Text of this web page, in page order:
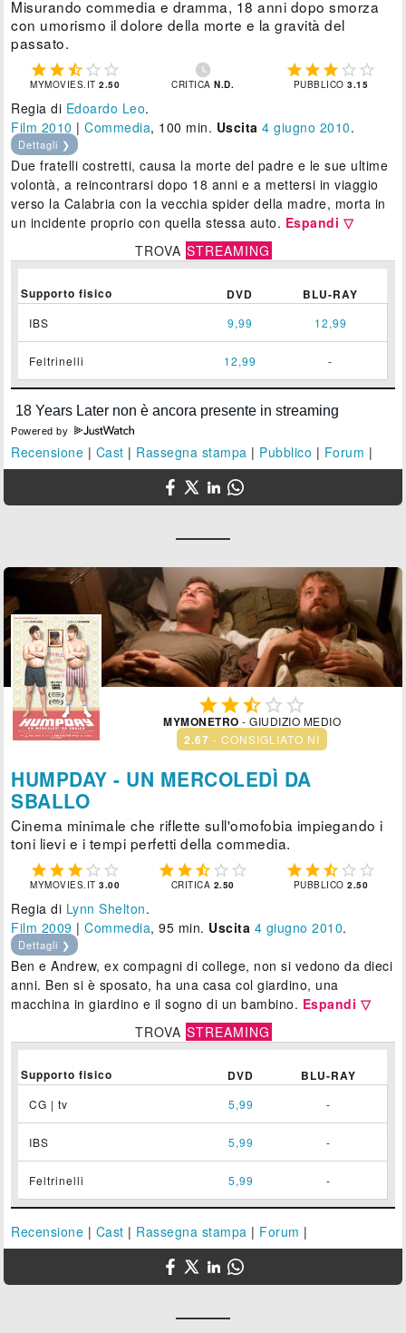
Misurando commedia e dramma, 18 anni dopo smorza
con umorismo il dolore della morte e la gravità del
passato.
    
MYMOVIES.IT2.50

CRITICAN.D.
    
PUBBLICO3.15
Regia di Edoardo Leo.
Film 2010 |Commedia, 100 min. Uscita 4 giugno 2010.
Dettagli ❯
Due fratelli costretti, causa la morte del padre e le sue ultime
volontà, a reincontrarsi dopo 18 anni e a mettersi in viaggio
verso la Calabria con la vecchia spider della madre, morta in
un incidente proprio con quella stessa auto. Espandi ▽
TROVA STREAMING
Supporto fisico DVD BLU-RAY
IBS 9,99 12,99
Feltrinelli 12,99 -
Powered by
Recensione | Cast | Rassegna stampa | Pubblico | Forum |
  
MYMONETRO - GIUDIZIO MEDIO
2.67 - CONSIGLIATO NÌ
HUMPDAY - UN MERCOLEDÌ DA
SBALLO
Cinema minimale che riflette sull'omofobia impiegando i
toni lievi e i tempi perfetti della commedia.
    
MYMOVIES.IT3.00
    
CRITICA 2.50
    
PUBBLICO2.50
Regia di Lynn Shelton.
Film 2009 |Commedia, 95 min. Uscita 4 giugno 2010.
Dettagli ❯
Ben e Andrew, ex compagni di college, non si vedono da dieci
anni. Ben si è sposato, ha una casa col giardino, una
macchina in giardino e il sogno di un bambino. Espandi ▽
TROVA STREAMING
Supporto fisico DVD BLU-RAY
CG | tv 5,99 -
IBS 5,99 -
Feltrinelli 5,99 -
Recensione | Cast | Rassegna stampa | Forum |